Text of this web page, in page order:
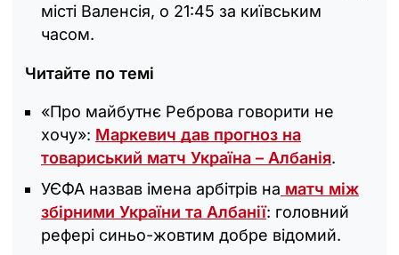
місті Валенсія, о 21:45 за київським
часом.
Читайте по темі
«Про майбутнє Реброва говорити не
хочу»: Маркевич дав прогноз на
товариський матч Україна – Албанія.
УЄФА назвав імена арбітрів на матч між
збірними України та Албанії: головний
рефері синьо-жовтим добре відомий.